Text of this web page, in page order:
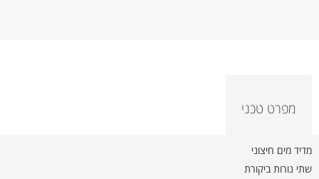
מפרט טכני
מדיד מים חיצוני
שתי נורות ביקורת